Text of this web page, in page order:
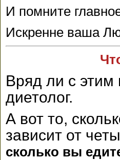
И помните
Искренне ваша
Вряд ли с этим
диетолог.
А вот то,
зависит от
сколько вы